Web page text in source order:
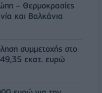
– Θερμοκρασίες
και Βαλκάνια
συμμετοχής στο
εκατ. ευρώ